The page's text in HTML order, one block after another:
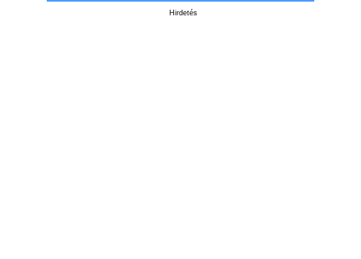
Hirdetés